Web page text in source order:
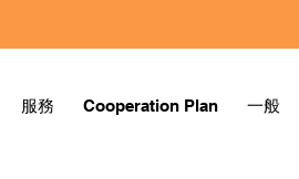
服務 Cooperation Plan 一般